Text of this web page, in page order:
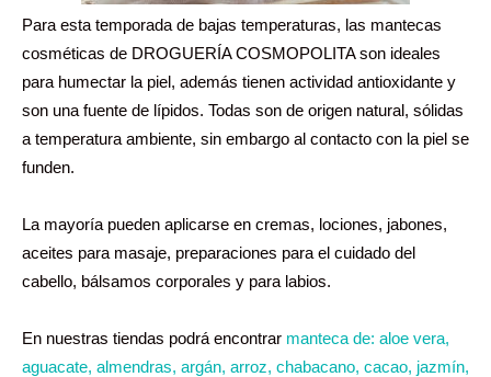
Para esta temporada de bajas temperaturas, las mantecas
cosméticas de DROGUERÍA COSMOPOLITA son ideales
para humectar la piel, además tienen actividad antioxidante y
son una fuente de lípidos. Todas son de origen natural, sólidas
a temperatura ambiente, sin embargo al contacto con la piel se
funden.
La mayoría pueden aplicarse en cremas, lociones, jabones,
aceites para masaje, preparaciones para el cuidado del
cabello, bálsamos corporales y para labios.
En nuestras tiendas podrá encontrar manteca de: aloe vera,
aguacate, almendras, argán, arroz, chabacano, cacao, jazmín,